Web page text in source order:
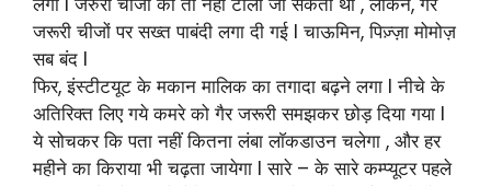
जरूरी चीजों पर सख्त पाबंदी लगा दी गई l चाऊमिन, पिज़्ज़ा मोमोज़
सब बंद l
फिर, इंस्टीटयूट के मकान मालिक का तगादा बढ़ने लगा l नीचे के
अतिरिक्त लिए गये कमरे को गैर जरूरी समझकर छोड़ दिया गया l
ये सोचकर कि पता नहीं कितना लंबा लाॅकडाउन चलेगा , और हर
महीने का किराया भी चढ़ता जायेगा l सारे – के सारे कम्प्यूटर पहले